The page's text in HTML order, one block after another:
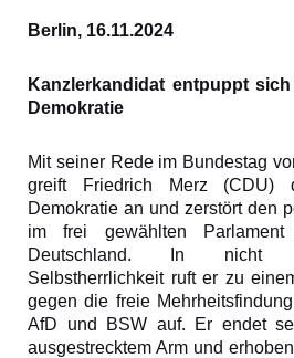
Berlin, 16.11.2024
Kanzlerkandidat entpuppt
Demokratie
Mit seiner Rede im Bundestag
greift Friedrich Merz (CDU)
Demokratie an und zerstört den
im frei gewählten Parlament
Deutschland. In nicht
Selbstherrlichkeit ruft er zu
gegen die freie
AfD und BSW auf. Er endet
ausgestrecktem Arm und